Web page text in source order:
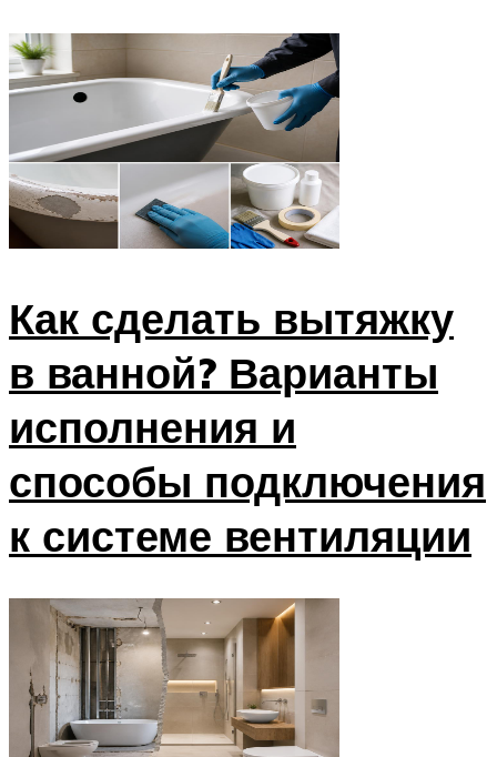
Как сделать вытяжку
в ванной? Варианты
исполнения и
способы подключения
к системе вентиляции